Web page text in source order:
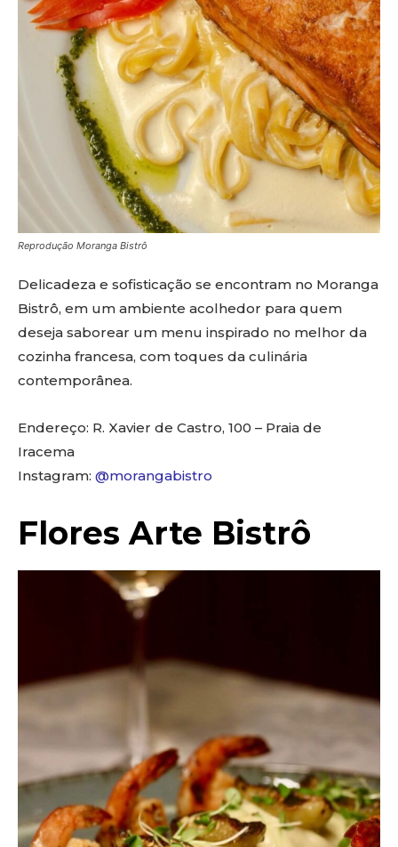
Reprodução Moranga Bistrô
Delicadeza e sofisticação se encontram no Moranga
Bistrô, em um ambiente acolhedor para quem
deseja saborear um menu inspirado no melhor da
cozinha francesa, com toques da culinária
contemporânea.
Endereço: R. Xavier de Castro, 100 – Praia de
Iracema
Instagram: @morangabistro
Flores Arte Bistrô